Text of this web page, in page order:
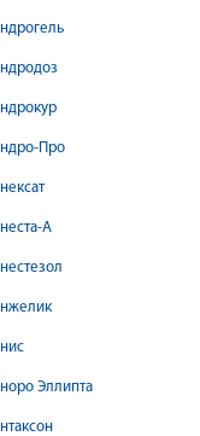
Про
А
Эллипта